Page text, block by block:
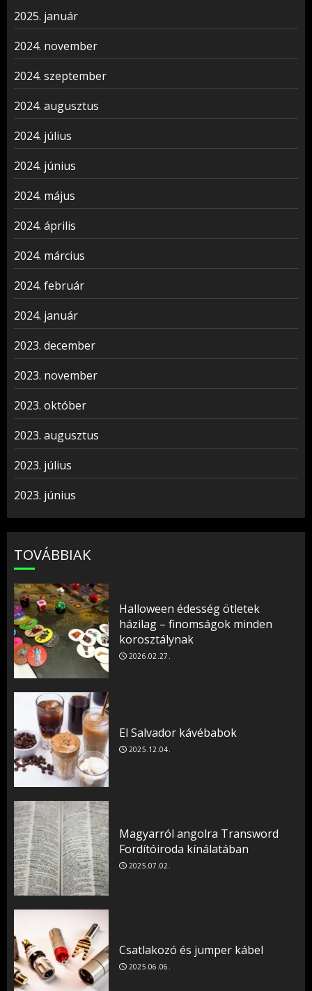
2025. január
2024. november
2024. szeptember
2024. augusztus
2024. július
2024. június
2024. május
2024. április
2024. március
2024. február
2024. január
2023. december
2023. november
2023. október
2023. augusztus
2023. július
2023. június
TOVÁBBIAK
Halloween édesség ötletek
házilag – finomságok minden
korosztálynak
2026.02.27.
El Salvador kávébabok
2025.12.04.
Magyarról angolra Transword
Fordítóiroda kínálatában
2025.07.02.
Csatlakozó és jumper kábel
2025.06.06.